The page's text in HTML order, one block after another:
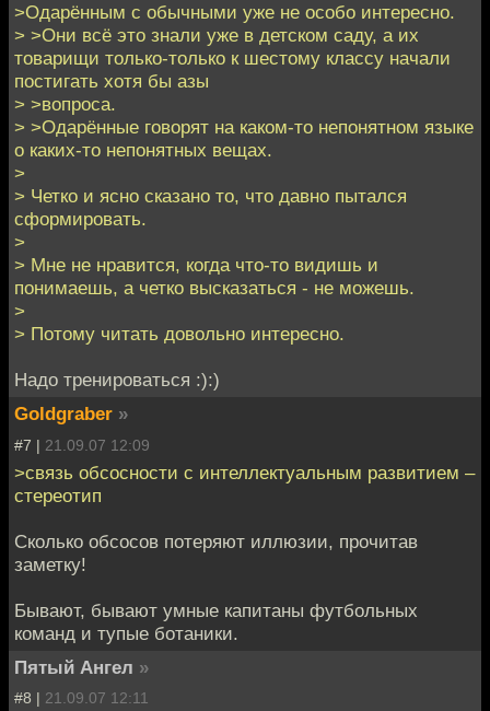
>Одарённым с обычными уже не особо интересно.
> >Они всё это знали уже в детском саду, а их
товарищи только-только к шестому классу начали
постигать хотя бы азы
> >вопроса.
> >Одарённые говорят на каком-то непонятном языке
о каких-то непонятных вещах.
>
> Четко и ясно сказано то, что давно пытался
сформировать.
>
> Мне не нравится, когда что-то видишь и
понимаешь, а четко высказаться - не можешь.
>
> Потому читать довольно интересно.
Надо тренироваться :):)
Goldgraber »
#7 | 21.09.07 12:09
>связь обсосности с интеллектуальным развитием –
стереотип
Сколько обсосов потеряют иллюзии, прочитав
заметку!
Бывают, бывают умные капитаны футбольных
команд и тупые ботаники.
Пятый Ангел »
#8 | 21.09.07 12:11